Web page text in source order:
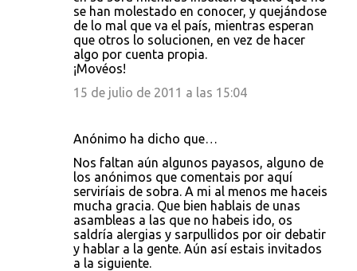
se han molestado en conocer, y quejándose
de lo mal que va el país, mientras esperan
que otros lo solucionen, en vez de hacer
algo por cuenta propia.
¡Movéos!
15 de julio de 2011 a las 15:04
Anónimo ha dicho que…
Nos faltan aún algunos payasos, alguno de
los anónimos que comentais por aquí
serviríais de sobra. A mi al menos me haceis
mucha gracia. Que bien hablais de unas
asambleas a las que no habeis ido, os
saldría alergias y sarpullidos por oir debatir
y hablar a la gente. Aún así estais invitados
a la siguiente.